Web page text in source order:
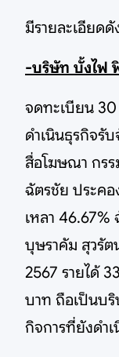
มีรายละเอียดดั
-บริษัท บั้งไฟ
จดทะเบียน
ดำเนินธุรกิจรั
สื่อโฆษณา กร
ฉัตรชัย ประค
เหลา
บุษราคัม สุวรั
2567 รายได้
บาท ถือเป็นบริ
กิจการที่ยังดำ